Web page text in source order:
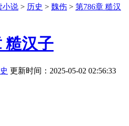
小说 > 历史 > 魏伤 > 第786章 糙汉
糙汉子
更新时间：2025-05-02 02:56:33